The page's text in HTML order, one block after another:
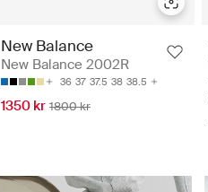
New Balance
New Balance 2002R
36 37 37.5 38 38.5
1350 kr 1800 kr